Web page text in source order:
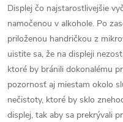
Displej čo najstarostlivejšie
namočenou v alkohole. Po
priloženou handričkou z
uistite sa, že na displeji
ktoré by bránili dokonalému
pozornosť aj miestam okolo
nečistoty, ktoré by sklo
displej, tak aby sa prekrývali